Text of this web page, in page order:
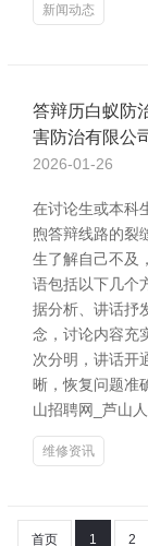
新闻动态
答辩历白蚁防
害防治有限公
2026-01-26
在讨论生或本科
煦答辩线路的裂
生了解自己不及
语包括以下几个
据分析、讲话抒
念，讨论内容充
次分明，讲话开
晰，恢复问题准
山招聘网_芦山
维修资讯
首页 1 2